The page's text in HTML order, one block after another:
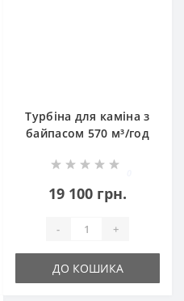
Турбіна для каміна з
байпасом 570 м³/год
19 100 грн.
- +
ДО КОШИКА